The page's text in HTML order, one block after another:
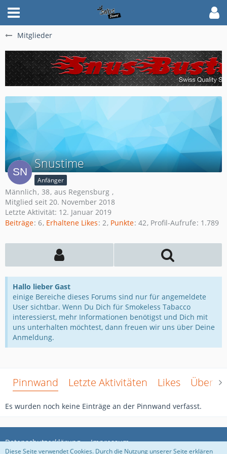
Mitglieder
Snustime
Anfänger
Männlich 38 aus Regensburg
Mitglied seit 20. November 2018
Letzte Aktivität: 12. Januar 2019
Beiträge 6 Erhaltene Likes 2 Punkte 42 Profil-Aufrufe 1.789
Hallo lieber Gast
einige Bereiche dieses Forums sind nur für angemeldete
User sichtbar. Wenn Du Dich für Smokeless Tabacco
interessierst, mehr Informationen benötigst und Dich mit
uns unterhalten möchtest, dann freuen wir uns über Deine
Anmeldung.
Pinnwand Letzte Aktivitäten Likes Über
Es wurden noch keine Einträge an der Pinnwand verfasst.
Datenschutzerklärung Impressum
Diese Seite verwendet Cookies. Durch die Nutzung unserer Seite erklären